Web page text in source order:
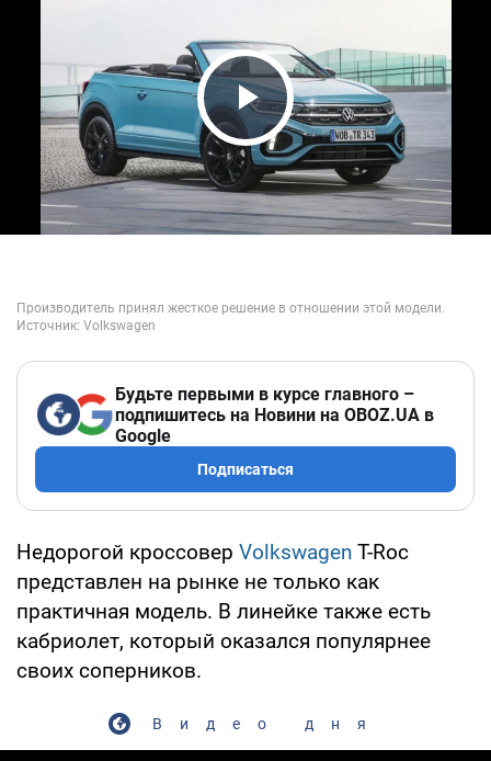
Play Video
Будьте первыми в курсе главного –
подпишитесь на Новини на OBOZ.UA в
Google
Подписаться
Недорогой кроссовер Volkswagen T-Roc
представлен на рынке не только как
практичная модель. В линейке также есть
кабриолет, который оказался популярнее
своих соперников.
Видео дня